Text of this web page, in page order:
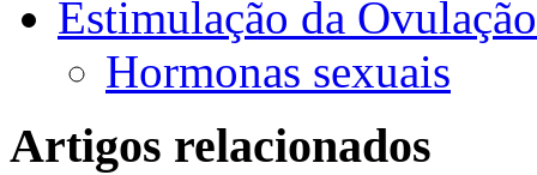
Estimulação da
Hormonas sexuais
Artigos relacionados